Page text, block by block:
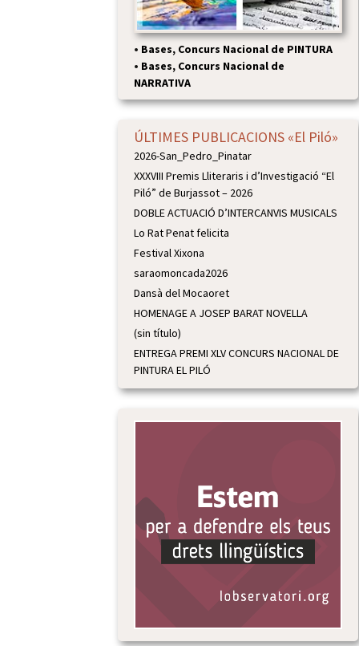
• Bases, Concurs Nacional de PINTURA
• Bases, Concurs Nacional de
NARRATIVA
ÚLTIMES PUBLICACIONS «El Piló»
2026-San_Pedro_Pinatar
XXXVIII Premis Lliteraris i d’Investigació “El
Piló” de Burjassot – 2026
DOBLE ACTUACIÓ D’INTERCANVIS MUSICALS
Lo Rat Penat felicita
Festival Xixona
saraomoncada2026
Dansà del Mocaoret
HOMENAGE A JOSEP BARAT NOVELLA
(sin título)
ENTREGA PREMI XLV CONCURS NACIONAL DE
PINTURA EL PILÓ